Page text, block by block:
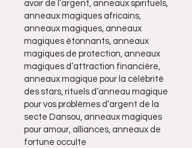
avoir de l’argent, anneaux spirituels,
anneaux magiques africains,
anneaux magiques, anneaux
magiques étonnants, anneaux
magiques de protection, anneaux
magiques d’attraction financière,
anneaux magique pour la célébrité
des stars, rituels d’anneau magique
pour vos problèmes d’argent de la
secte Dansou, anneaux magiques
pour amour, alliances, anneaux de
fortune occulte